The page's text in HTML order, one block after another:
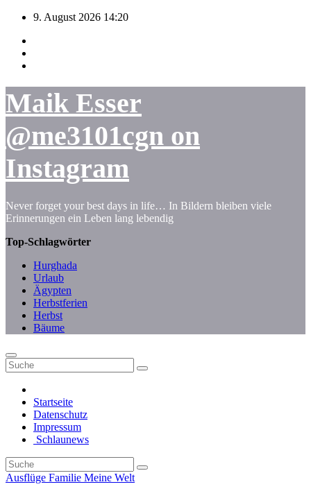
Zum
springen
9. August 2026 14:20
Maik Esser
@me3101cgn on
Instagram
Never forget your best days in life… In Bildern bleiben viele
Erinnerungen ein Leben lang lebendig
Top-Schlagwörter
Hurghada
Urlaub
Ägypten
Herbstferien
Herbst
Bäume
Startseite
Datenschutz
Impressum
Schlaunews
Ausflüge Familie Meine Welt